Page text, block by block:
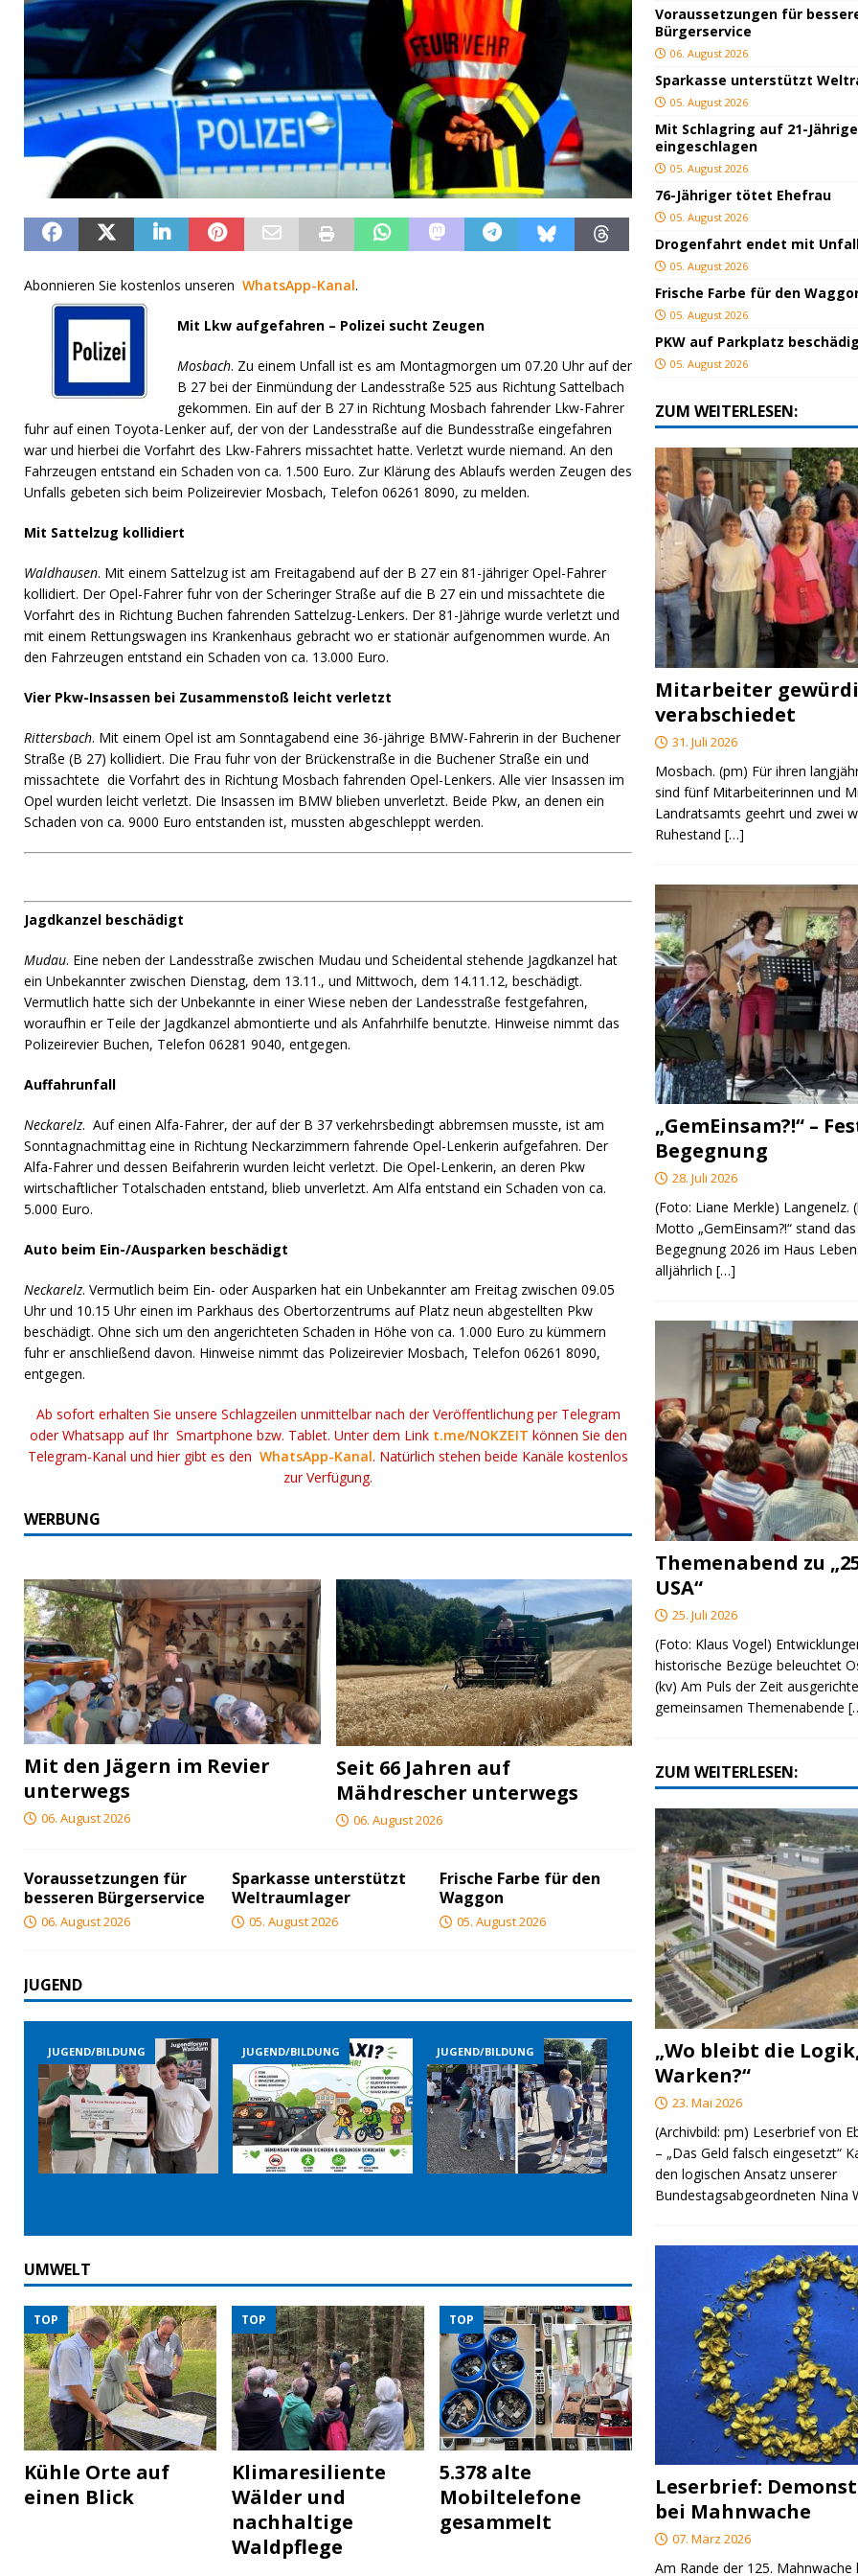
Abonnieren Sie kostenlos unseren WhatsApp-Kanal.
Mit Lkw aufgefahren – Polizei sucht Zeugen
Mosbach. Zu einem Unfall ist es am Montagmorgen um 07.20 Uhr auf der
B 27 bei der Einmündung der Landesstraße 525 aus Richtung Sattelbach
gekommen. Ein auf der B 27 in Richtung Mosbach fahrender Lkw-Fahrer
fuhr auf einen Toyota-Lenker auf, der von der Landesstraße auf die Bundesstraße eingefahren
war und hierbei die Vorfahrt des Lkw-Fahrers missachtet hatte. Verletzt wurde niemand. An den
Fahrzeugen entstand ein Schaden von ca. 1.500 Euro. Zur Klärung des Ablaufs werden Zeugen des
Unfalls gebeten sich beim Polizeirevier Mosbach, Telefon 06261 8090, zu melden.
Mit Sattelzug kollidiert
Waldhausen. Mit einem Sattelzug ist am Freitagabend auf der B 27 ein 81-jähriger Opel-Fahrer
kollidiert. Der Opel-Fahrer fuhr von der Scheringer Straße auf die B 27 ein und missachtete die
Vorfahrt des in Richtung Buchen fahrenden Sattelzug-Lenkers. Der 81-Jährige wurde verletzt und
mit einem Rettungswagen ins Krankenhaus gebracht wo er stationär aufgenommen wurde. An
den Fahrzeugen entstand ein Schaden von ca. 13.000 Euro.
Vier Pkw-Insassen bei Zusammenstoß leicht verletzt
Rittersbach. Mit einem Opel ist am Sonntagabend eine 36-jährige BMW-Fahrerin in der Buchener
Straße (B 27) kollidiert. Die Frau fuhr von der Brückenstraße in die Buchener Straße ein und
missachtete die Vorfahrt des in Richtung Mosbach fahrenden Opel-Lenkers. Alle vier Insassen im
Opel wurden leicht verletzt. Die Insassen im BMW blieben unverletzt. Beide Pkw, an denen ein
Schaden von ca. 9000 Euro entstanden ist, mussten abgeschleppt werden.
Jagdkanzel beschädigt
Mudau. Eine neben der Landesstraße zwischen Mudau und Scheidental stehende Jagdkanzel hat
ein Unbekannter zwischen Dienstag, dem 13.11., und Mittwoch, dem 14.11.12, beschädigt.
Vermutlich hatte sich der Unbekannte in einer Wiese neben der Landesstraße festgefahren,
woraufhin er Teile der Jagdkanzel abmontierte und als Anfahrhilfe benutzte. Hinweise nimmt das
Polizeirevier Buchen, Telefon 06281 9040, entgegen.
Auffahrunfall
Neckarelz. Auf einen Alfa-Fahrer, der auf der B 37 verkehrsbedingt abbremsen musste, ist am
Sonntagnachmittag eine in Richtung Neckarzimmern fahrende Opel-Lenkerin aufgefahren. Der
Alfa-Fahrer und dessen Beifahrerin wurden leicht verletzt. Die Opel-Lenkerin, an deren Pkw
wirtschaftlicher Totalschaden entstand, blieb unverletzt. Am Alfa entstand ein Schaden von ca.
5.000 Euro.
Auto beim Ein-/Ausparken beschädigt
Neckarelz. Vermutlich beim Ein- oder Ausparken hat ein Unbekannter am Freitag zwischen 09.05
Uhr und 10.15 Uhr einen im Parkhaus des Obertorzentrums auf Platz neun abgestellten Pkw
beschädigt. Ohne sich um den angerichteten Schaden in Höhe von ca. 1.000 Euro zu kümmern
fuhr er anschließend davon. Hinweise nimmt das Polizeirevier Mosbach, Telefon 06261 8090,
entgegen.
Ab sofort erhalten Sie unsere Schlagzeilen unmittelbar nach der Veröffentlichung per Telegram
oder Whatsapp auf Ihr Smartphone bzw. Tablet. Unter dem Link t.me/NOKZEIT können Sie den
Telegram-Kanal und hier gibt es denWhatsApp-Kanal. Natürlich stehen beide Kanäle kostenlos
zur Verfügung.
WERBUNG
Mit den Jägern im Revier
unterwegs
06. August 2026
Seit 66 Jahren auf
Mähdrescher unterwegs
06. August 2026
Voraussetzungen für
besseren Bürgerservice
06. August 2026
Sparkasse unterstützt
Weltraumlager
05. August 2026
Frische Farbe für den
Waggon
05. August 2026
JUGEND
JUGEND/BILDUNG JUGEND/BILDUNG JUGEND/BILDUNG JUGEND/BILDUNG
UMWELT
TOP
Kühle Orte auf
einen Blick
TOP
Klimaresiliente
Wälder und
nachhaltige
Waldpflege
TOP
5.378 alte
Mobiltelefone
gesammelt
Voraussetzungen für
Bürgerservice
06. August 2026
Sparkasse unterstützt
05. August 2026
Mit Schlagring auf 21-
eingeschlagen
05. August 2026
76-Jähriger tötet Ehefrau
05. August 2026
Drogenfahrt endet mit
05. August 2026
Frische Farbe für den
05. August 2026
PKW auf Parkplatz
05. August 2026
ZUM WEITERLESEN:
Mitarbeiter
verabschiedet
31. Juli 2026
Mosbach. (pm) Für ihren
sind fünf Mitarbeiterinnen und
Landratsamts geehrt und zwei
Ruhestand[…]
„GemEinsam?!“ –
Begegnung
28. Juli 2026
(Foto: Liane Merkle) Langenelz.
Motto „GemEinsam?!“ stand
Begegnung 2026 im Haus
alljährlich[…]
Themenabend zu
USA“
25. Juli 2026
(Foto: Klaus Vogel)
historische Bezüge beleuchtet
(kv) Am Puls der Zeit
gemeinsamen Themenabende
ZUM WEITERLESEN:
„Wo bleibt die
Warken?“
23. Mai 2026
(Archivbild: pm) Leserbrief von
– „Das Geld falsch eingesetzt“
den logischen Ansatz unserer
Bundestagsabgeordneten Nina
Leserbrief:
bei Mahnwache
07. März 2026
Am Rande der 125. Mahnwache